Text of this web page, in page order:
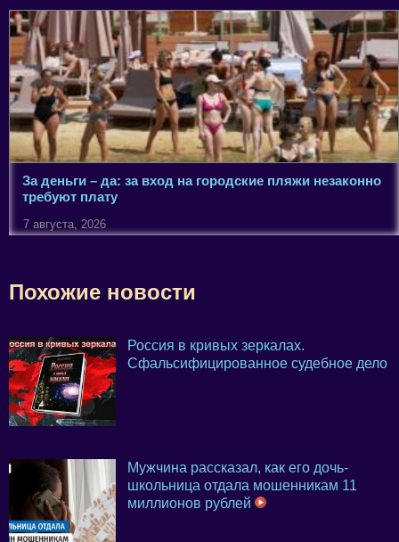
За деньги – да: за вход на городские пляжи незаконно
требуют плату
7 августа, 2026
Похожие новости
Россия в кривых зеркалах.
Сфальсифицированное судебное дело
Мужчина рассказал, как его дочь-
школьница отдала мошенникам 11
миллионов рублей